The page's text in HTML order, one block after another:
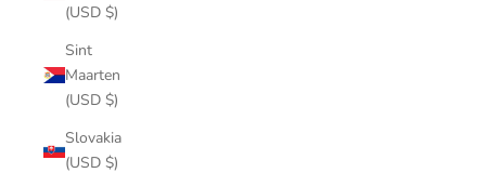
(USD $)
Sint
Maarten
(USD $)
Slovakia
(USD $)